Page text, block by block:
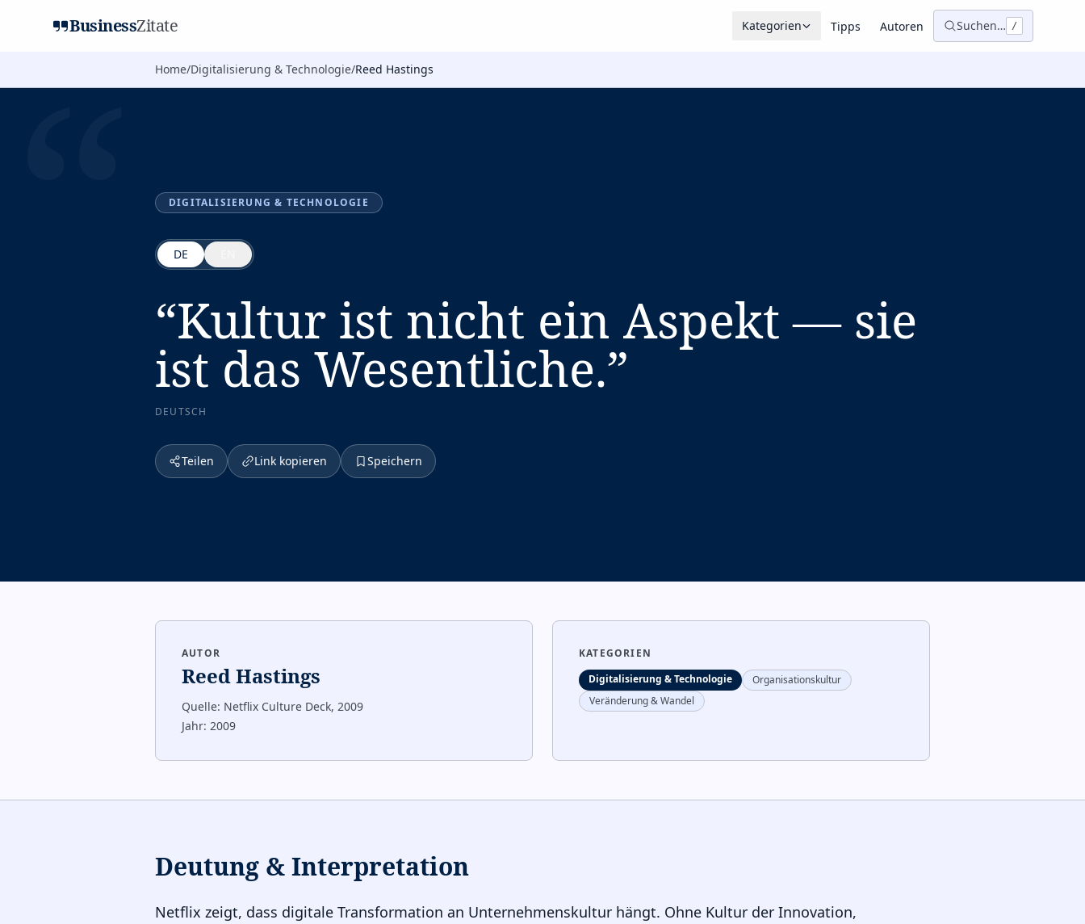
BusinessZitate Kategorien Tipps Autoren Suchen… /
Home/Digitalisierung & Technologie/Reed Hastings
“ DIGITALISIERUNG & TECHNOLOGIE
DE
“Kultur ist nicht ein Aspekt — sie
ist das Wesentliche.”
DEUTSCH
Teilen Link kopieren Speichern
AUTOR
Reed Hastings
Quelle: Netflix Culture Deck, 2009
Jahr: 2009
KATEGORIEN
Digitalisierung & Technologie
Organisationskultur
Veränderung & Wandel
Deutung & Interpretation
Netflix zeigt, dass digitale Transformation an Unternehmenskultur hängt. Ohne Kultur der Innovation,